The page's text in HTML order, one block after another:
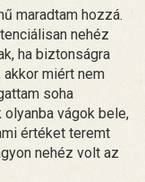
maradtam hozzá.
nehéz
ha biztonságra
miért nem
soha
vágok bele,
értéket teremt
nehéz volt az